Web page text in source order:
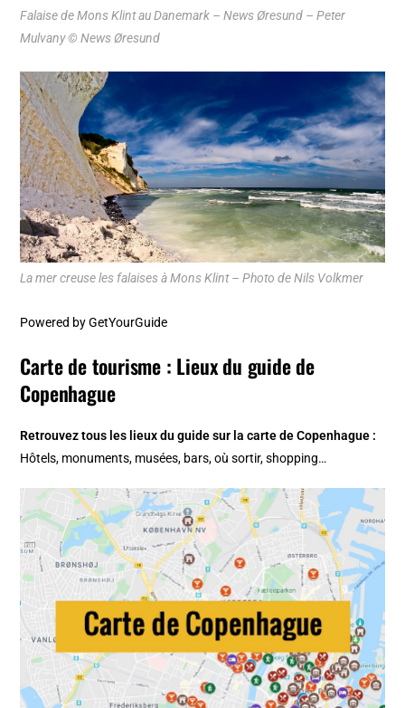
Falaise de Mons Klint au Danemark – News Øresund – Peter
Mulvany © News Øresund
La mer creuse les falaises à Mons Klint – Photo de Nils Volkmer
Powered byGetYourGuide
Carte de tourisme : Lieux du guide de
Copenhague
Retrouvez tous les lieux du guide sur lacarte de Copenhague :
Hôtels, monuments, musées, bars, où sortir, shopping…